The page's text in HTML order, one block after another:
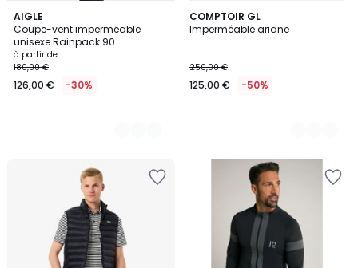
AIGLE
Coupe-vent imperméable
unisexe Rainpack 90
à partir de
180,00 €
126,00 € -30%
4
Couleurs
COMPTOIR GL
Imperméable ariane
250,00 €
125,00 € -50%
2
Couleurs